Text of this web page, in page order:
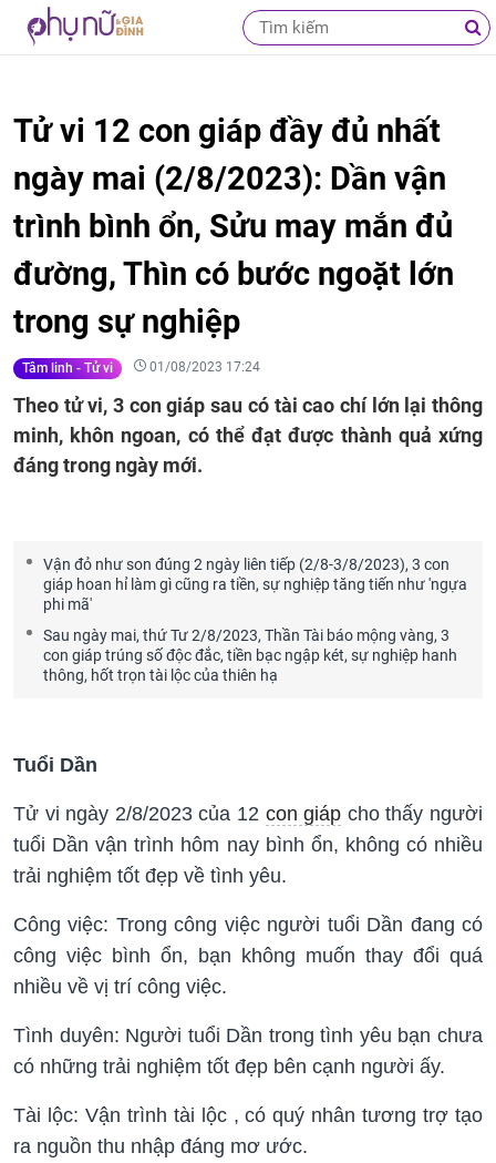
Tử vi 12 con giáp đầy đủ nhất
ngày mai (2/8/2023): Dần vận
trình bình ổn, Sửu may mắn đủ
đường, Thìn có bước ngoặt lớn
trong sự nghiệp
Tâm linh - Tử vi 01/08/2023 17:24
Theo tử vi, 3 con giáp sau có tài cao chí lớn lại thông
minh, khôn ngoan, có thể đạt được thành quả xứng
đáng trong ngày mới.
Vận đỏ như son đúng 2 ngày liên tiếp (2/8-3/8/2023), 3 con
giáp hoan hỉ làm gì cũng ra tiền, sự nghiệp tăng tiến như 'ngựa
phi mã'
Sau ngày mai, thứ Tư 2/8/2023, Thần Tài báo mộng vàng, 3
con giáp trúng số độc đắc, tiền bạc ngập két, sự nghiệp hanh
thông, hốt trọn tài lộc của thiên hạ
Tuổi Dần
Tử vi ngày 2/8/2023 của 12 con giáp cho thấy người
tuổi Dần vận trình hôm nay bình ổn, không có nhiều
trải nghiệm tốt đẹp về tình yêu.
Công việc: Trong công việc người tuổi Dần đang có
công việc bình ổn, bạn không muốn thay đổi quá
nhiều về vị trí công việc.
Tình duyên: Người tuổi Dần trong tình yêu bạn chưa
có những trải nghiệm tốt đẹp bên cạnh người ấy.
Tài lộc: Vận trình tài lộc , có quý nhân tương trợ tạo
ra nguồn thu nhập đáng mơ ước.